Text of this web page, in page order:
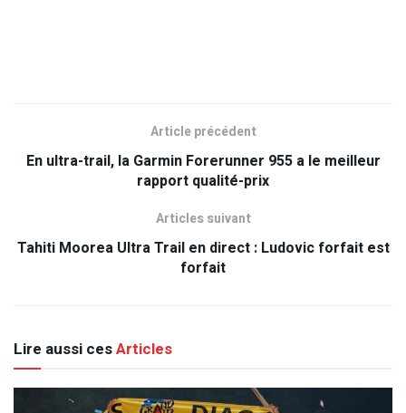
Article précédent
En ultra-trail, la Garmin Forerunner 955 a le meilleur
rapport qualité-prix
Articles suivant
Tahiti Moorea Ultra Trail en direct : Ludovic forfait est
forfait
Lire aussi cesArticles